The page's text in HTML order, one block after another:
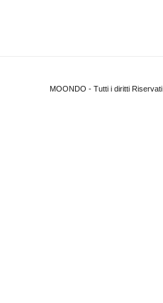
MOONDO - Tutti i diritti Riservati